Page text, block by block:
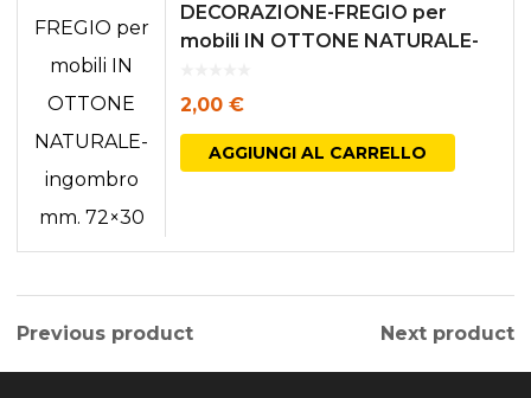
DECORAZIONE-FREGIO per
mobili IN OTTONE NATURALE-
2,00 €
AGGIUNGI AL CARRELLO
Previous product Next product